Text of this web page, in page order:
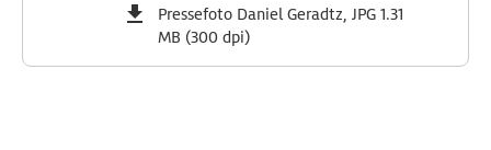
Pressefoto Daniel Geradtz, JPG 1.31
MB (300 dpi)